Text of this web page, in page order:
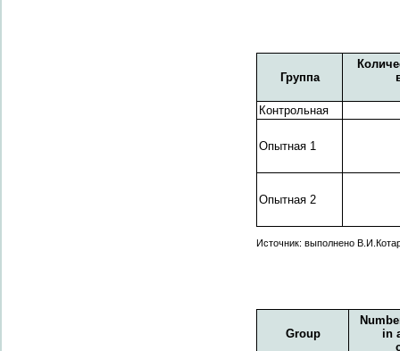
Группа
Контрольная
Опытная 1
Опытная 2
Источник: выполнено
Group
in